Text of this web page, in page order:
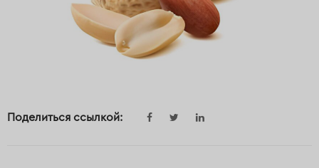
Поделиться ссылкой: